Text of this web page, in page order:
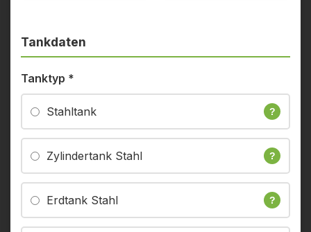
Tankdaten
Tanktyp *
Stahltank ?
Zylindertank Stahl ?
Erdtank Stahl ?